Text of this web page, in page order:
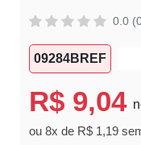
0.0
09284BREF
R$ 9,04
ou 8x de R$ 1,19